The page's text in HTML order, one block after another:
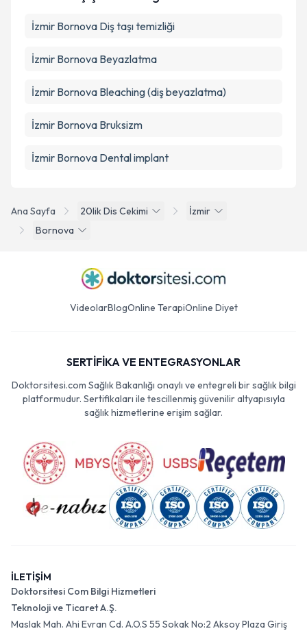
Ana Sayfa 20lik Dis Cekimi
İzmir
Bornova
İzmir Bornova Diş taşı temizliği
İzmir Bornova Beyazlatma
İzmir Bornova Bleaching (diş beyazlatma)
İzmir Bornova Bruksizm
İzmir Bornova Dental implant
VideolarBlogOnline TerapiOnline Diyet
SERTİFİKA VE ENTEGRASYONLAR
Doktorsitesi.com Sağlık Bakanlığı onaylı ve entegreli bir sağlık bilgi
platformudur. Sertifikaları ile tescillenmiş güvenilir altyapısıyla
sağlık hizmetlerine erişim sağlar.
İLETİŞİM
Doktorsitesi Com Bilgi Hizmetleri
Teknoloji ve Ticaret A.Ş.
Maslak Mah. Ahi Evran Cd. A.O.S 55 Sokak No:2 Aksoy Plaza Giriş